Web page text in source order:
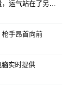
手昂首向前
实时提供